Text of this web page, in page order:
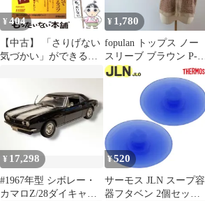
¥ 404
【中古】 「さりげない
気づかい」ができる人
渋谷昌三 / 青春出版社
¥ 1,780
fopulan トップス ノー
スリーブ ブラウン P-
967
¥ 17,298
#1967年型 シボレー・
カマロZ/28ダイキャス
¥520
サーモス JLN スープ容
器フタベン 2個セット